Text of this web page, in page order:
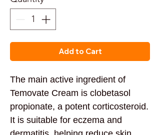
Add to Cart
The main active ingredient of
Temovate Cream is clobetasol
propionate, a potent corticosteroid.
It is suitable for eczema and